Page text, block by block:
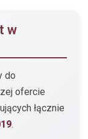
w
do
ofercie
łącznie
.